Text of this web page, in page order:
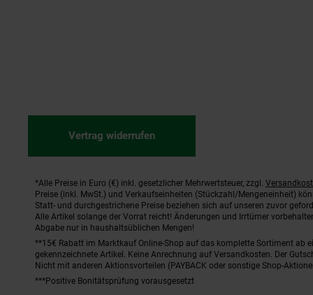
Vertrag widerrufen
Fußnoten
*Alle Preise in Euro (€) inkl. gesetzlicher Mehrwertsteuer, zzgl.
Preise (inkl. MwSt.) und Verkaufseinheiten (Stückzahl/Mengeneinheit)
Statt- und durchgestrichene Preise beziehen sich auf unseren zuvor
Alle Artikel solange der Vorrat reicht! Änderungen und Irrtümer
Abgabe nur in haushaltsüblichen Mengen!
**15€ Rabatt im Marktkauf Online-Shop auf das komplette Sortiment ab
gekennzeichnete Artikel. Keine Anrechnung auf Versandkosten. Der
Nicht mit anderen Aktionsvorteilen (PAYBACK oder sonstige Shop-
***Positive Bonitätsprüfung vorausgesetzt